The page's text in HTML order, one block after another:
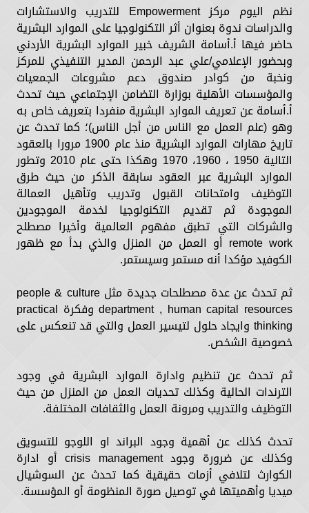
نظم اليوم مركز Empowerment للتدريب والاستشارات
والدراسات ندوة بعنوان أثر التكنولوجيا على الموارد البشرية
حاضر فيها أ.أسامة الشريف خبير الموارد البشرية الأردني
وبحضور الإعلامي/علي عبد الرحمن المدير التنفيذي للمركز
ونخبة من كوادر صندوق دعم مشروعات الجمعيات
والمؤسسات الأهلية بوزارة التضامن الإجتماعي حيث تحدث
أ.أسامة عن تعريف الموارد البشرية منفردا بتعريف خاص به
وهو (علم العمل مع الناس من أجل الناس)؛ كما تحدث عن
تاريخ مهارات الموارد البشرية منذ عام 1900 مرورا بالعقود
التالية 1950 ، 1960، 1970 وهكذا حتى عام 2010 وتطور
الموارد البشرية عبر العقود سابقة الذكر من حيث طرق
التوظيف وامتحانات القبول وتدريب وتأهيل العمالة
الموجودة ثم تقديم التكنولوجيا لخدمة الموجودين
والشركات التي تطبق مفهوم العالمية وأخيرا مصطلح
remote work أو العمل من المنزل والذي بدأ مع ظهور
الكوفيد مؤكدا أنه مستمر وسيستمر.
ثم تحدث عن عدة مصطلحات جديدة مثل people & culture
department , human capital resources وفكرة practical
thinking وايجاد حلول لتيسير العمل والتي قد تنعكس على
خصوصية الشخص.
ثم تحدث عن تنظيم وادارة الموارد البشرية في وجود
الترندات الحالية وكذلك تحديات العمل من المنزل من حيث
التوظيف والتدريب ومرونة العمل والثقافات المختلفة.
تحدث كذلك عن أهمية وجود البراند او اللوجو للتسويق
وكذلك عن ضرورة وجود crisis management أو ادارة
الكوارث لتلافي أزمات حقيقية كما تحدث عن السوشيال
ميديا وأهميتها في توصيل صورة المنظومة أو المؤسسة.